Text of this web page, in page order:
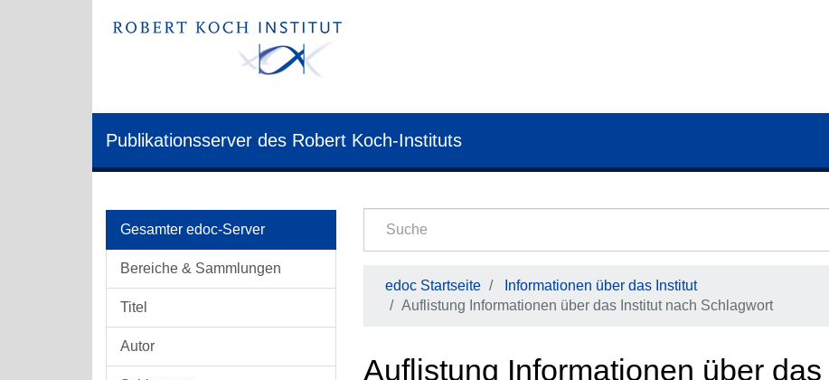
Publikationsserver des Robert Koch-Instituts
Gesamter edoc-Server
Bereiche & Sammlungen
Titel
Autor
edoc Startseite
Informationen über das Institut
Auflistung Informationen über das Institut nach Schlagwort
Auflistung Informationen über